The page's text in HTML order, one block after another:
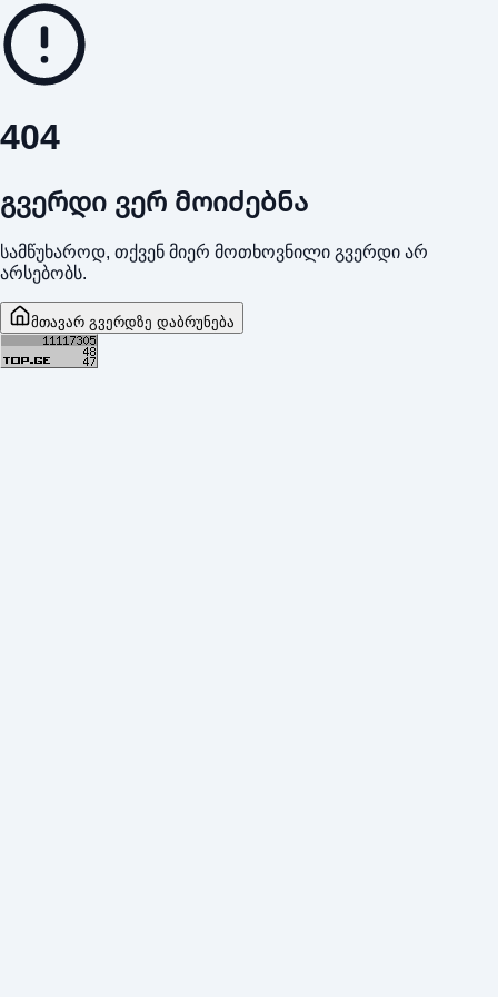
404
გვერდი ვერ მოიძებნა
სამწუხაროდ, თქვენ მიერ მოთხოვნილი გვერდი არ
არსებობს.
მთავარ გვერდზე დაბრუნება